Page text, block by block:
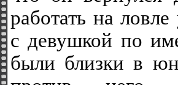
работать на
с девушкой по
были близки в